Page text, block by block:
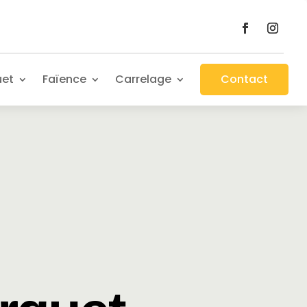
Faïence Carrelage Contact